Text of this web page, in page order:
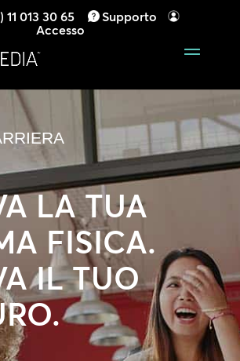
11 013 30 65
Supporto
Accesso
LA TUA
FISICA.
IL TUO